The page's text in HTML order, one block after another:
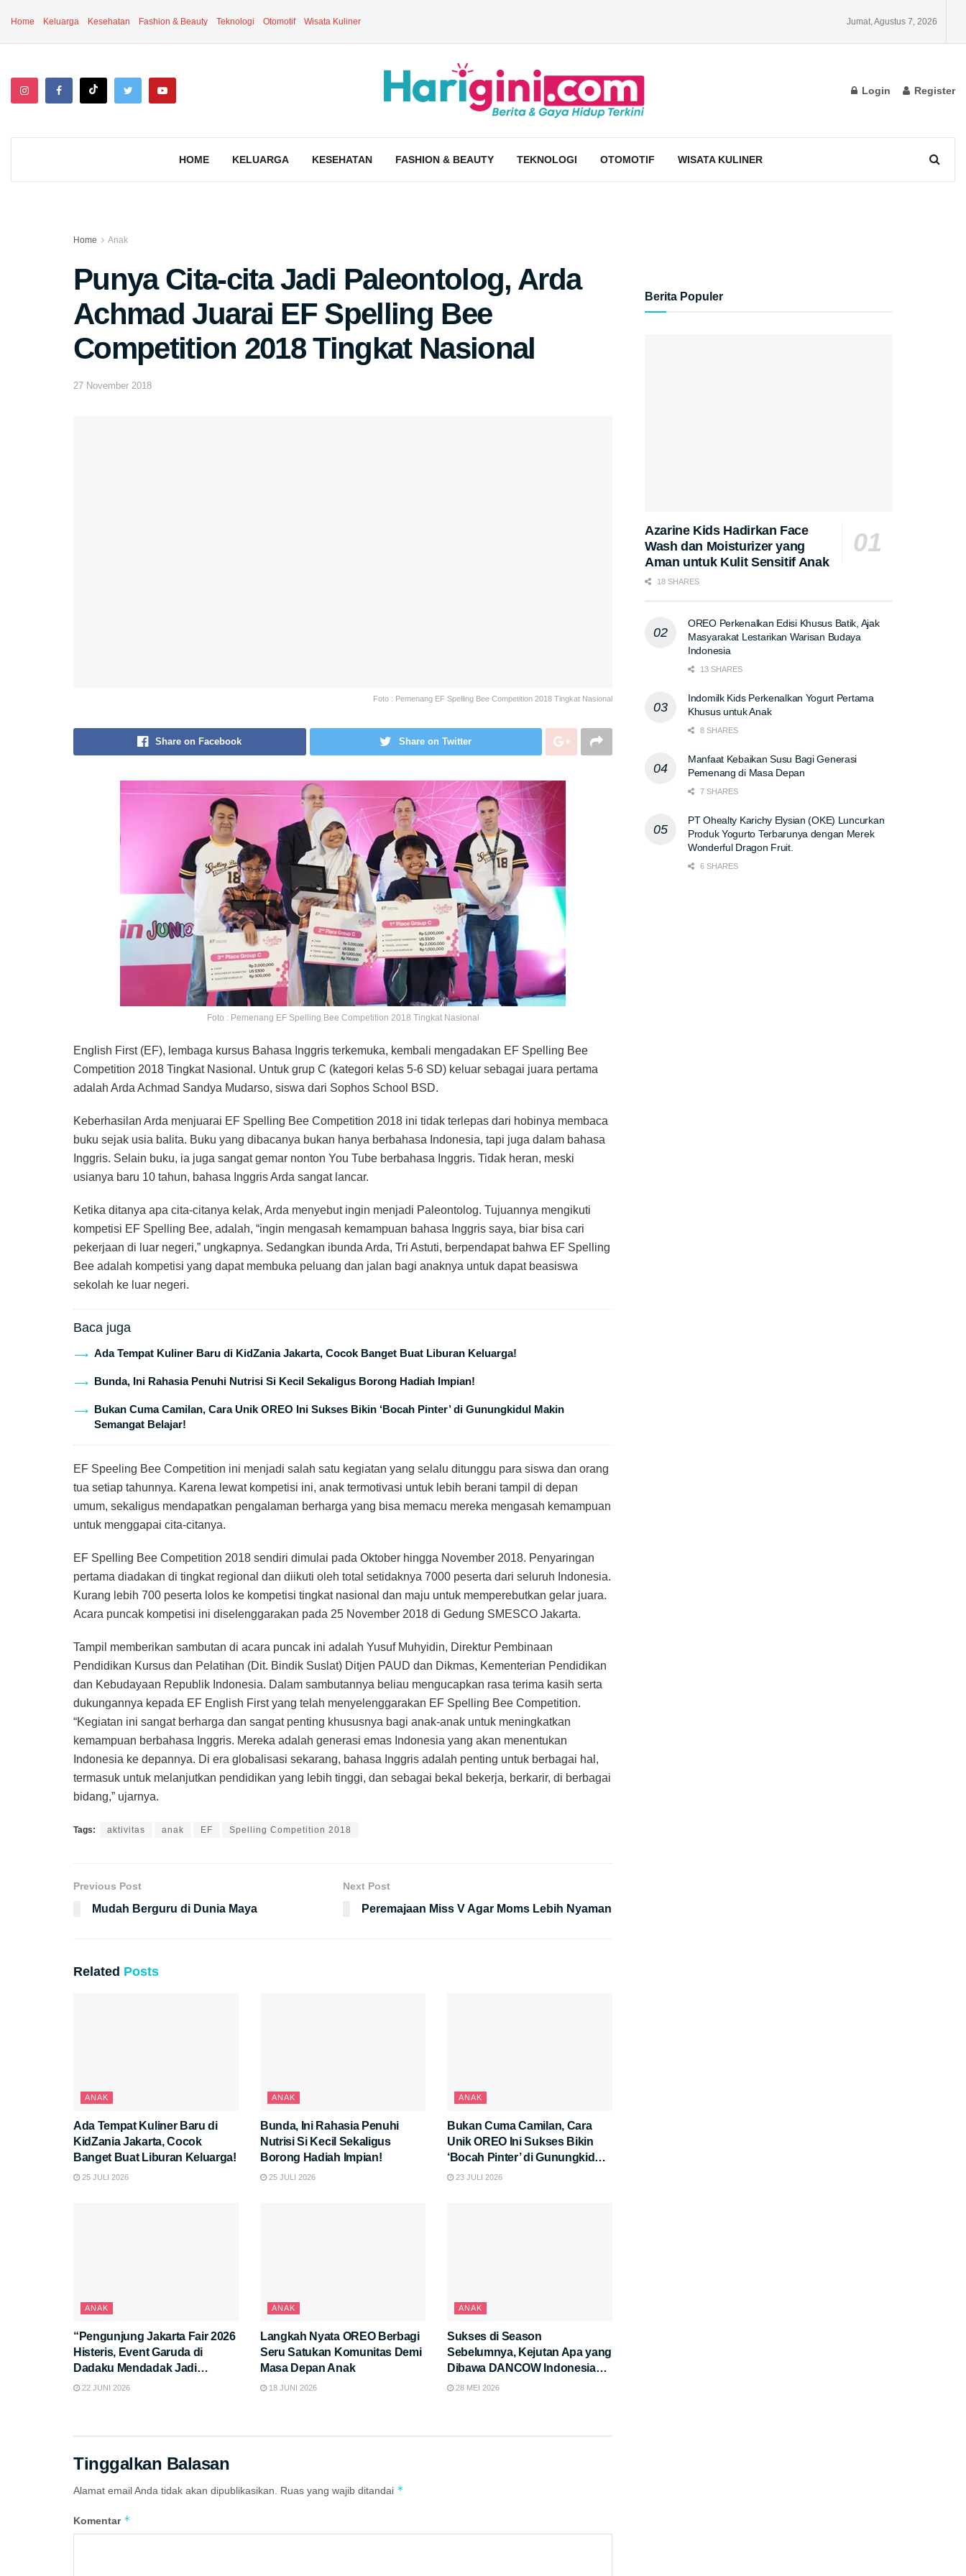
Home Keluarga Kesehatan Fashion & Beauty Teknologi Otomotif Wisata Kuliner Jumat, Agustus 7, 2026
Login Register
HOME KELUARGA KESEHATAN FASHION & BEAUTY TEKNOLOGI OTOMOTIF WISATA KULINER
Home Anak
Punya Cita-cita Jadi Paleontolog, Arda
Achmad Juarai EF Spelling Bee
Competition 2018 Tingkat Nasional
27 November 2018
Foto : Pemenang EF Spelling Bee Competition 2018 Tingkat Nasional
Share on Facebook Share on Twitter
Foto : Pemenang EF Spelling Bee Competition 2018 Tingkat Nasional
English First (EF), lembaga kursus Bahasa Inggris terkemuka, kembali mengadakan EF Spelling Bee
Competition 2018 Tingkat Nasional. Untuk grup C (kategori kelas 5-6 SD) keluar sebagai juara pertama
adalah Arda Achmad Sandya Mudarso, siswa dari Sophos School BSD.
Keberhasilan Arda menjuarai EF Spelling Bee Competition 2018 ini tidak terlepas dari hobinya membaca
buku sejak usia balita. Buku yang dibacanya bukan hanya berbahasa Indonesia, tapi juga dalam bahasa
Inggris. Selain buku, ia juga sangat gemar nonton You Tube berbahasa Inggris. Tidak heran, meski
usianya baru 10 tahun, bahasa Inggris Arda sangat lancar.
Ketika ditanya apa cita-citanya kelak, Arda menyebut ingin menjadi Paleontolog. Tujuannya mengikuti
kompetisi EF Spelling Bee, adalah, “ingin mengasah kemampuan bahasa Inggris saya, biar bisa cari
pekerjaan di luar negeri,” ungkapnya. Sedangkan ibunda Arda, Tri Astuti, berpendapat bahwa EF Spelling
Bee adalah kompetisi yang dapat membuka peluang dan jalan bagi anaknya untuk dapat beasiswa
sekolah ke luar negeri.
Baca juga
Ada Tempat Kuliner Baru di KidZania Jakarta, Cocok Banget Buat Liburan Keluarga!
Bunda, Ini Rahasia Penuhi Nutrisi Si Kecil Sekaligus Borong Hadiah Impian!
Bukan Cuma Camilan, Cara Unik OREO Ini Sukses Bikin ‘Bocah Pinter’ di Gunungkidul Makin
Semangat Belajar!
EF Speeling Bee Competition ini menjadi salah satu kegiatan yang selalu ditunggu para siswa dan orang
tua setiap tahunnya. Karena lewat kompetisi ini, anak termotivasi untuk lebih berani tampil di depan
umum, sekaligus mendapatkan pengalaman berharga yang bisa memacu mereka mengasah kemampuan
untuk menggapai cita-citanya.
EF Spelling Bee Competition 2018 sendiri dimulai pada Oktober hingga November 2018. Penyaringan
pertama diadakan di tingkat regional dan diikuti oleh total setidaknya 7000 peserta dari seluruh Indonesia.
Kurang lebih 700 peserta lolos ke kompetisi tingkat nasional dan maju untuk memperebutkan gelar juara.
Acara puncak kompetisi ini diselenggarakan pada 25 November 2018 di Gedung SMESCO Jakarta.
Tampil memberikan sambutan di acara puncak ini adalah Yusuf Muhyidin, Direktur Pembinaan
Pendidikan Kursus dan Pelatihan (Dit. Bindik Suslat) Ditjen PAUD dan Dikmas, Kementerian Pendidikan
dan Kebudayaan Republik Indonesia. Dalam sambutannya beliau mengucapkan rasa terima kasih serta
dukungannya kepada EF English First yang telah menyelenggarakan EF Spelling Bee Competition.
“Kegiatan ini sangat berharga dan sangat penting khususnya bagi anak-anak untuk meningkatkan
kemampuan berbahasa Inggris. Mereka adalah generasi emas Indonesia yang akan menentukan
Indonesia ke depannya. Di era globalisasi sekarang, bahasa Inggris adalah penting untuk berbagai hal,
termasuk untuk melanjutkan pendidikan yang lebih tinggi, dan sebagai bekal bekerja, berkarir, di berbagai
bidang,” ujarnya.
Tags: aktivitas anak EF Spelling Competition 2018
Previous Post
Mudah Berguru di Dunia Maya
Next Post
Peremajaan Miss V Agar Moms Lebih Nyaman
Related Posts
ANAK
Ada Tempat Kuliner Baru di
KidZania Jakarta, Cocok
Banget Buat Liburan Keluarga!
25 JULI 2026
ANAK
Bunda, Ini Rahasia Penuhi
Nutrisi Si Kecil Sekaligus
Borong Hadiah Impian!
25 JULI 2026
ANAK
Bukan Cuma Camilan, Cara
Unik OREO Ini Sukses Bikin
‘Bocah Pinter’ di Gunungkidul
Makin Semangat Belajar!
23 JULI 2026
ANAK
“Pengunjung Jakarta Fair 2026
Histeris, Event Garuda di
Dadaku Mendadak Jadi
Sorotan!”
22 JUNI 2026
ANAK
Langkah Nyata OREO Berbagi
Seru Satukan Komunitas Demi
Masa Depan Anak
18 JUNI 2026
ANAK
Sukses di Season
Sebelumnya, Kejutan Apa yang
Dibawa DANCOW Indonesia
Cerdas Ke Palembang?
28 MEI 2026
Tinggalkan Balasan
Alamat email Anda tidak akan dipublikasikan. Ruas yang wajib ditandai *
Komentar *
Berita Populer
Azarine Kids Hadirkan Face
Wash dan Moisturizer yang
Aman untuk Kulit Sensitif Anak
18 SHARES
OREO Perkenalkan Edisi Khusus Batik, Ajak
Masyarakat Lestarikan Warisan Budaya
Indonesia
13 SHARES
Indomilk Kids Perkenalkan Yogurt Pertama
Khusus untuk Anak
8 SHARES
Manfaat Kebaikan Susu Bagi Generasi
Pemenang di Masa Depan
7 SHARES
PT Ohealty Karichy Elysian (OKE) Luncurkan
Produk Yogurto Terbarunya dengan Merek
Wonderful Dragon Fruit.
6 SHARES